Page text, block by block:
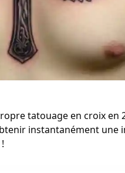
tatouage en croix en
instantanément une